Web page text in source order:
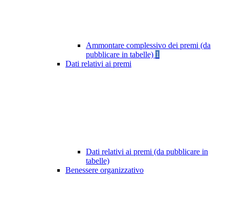
Ammontare complessivo dei premi (da
pubblicare in tabelle) 1
Dati relativi ai premi
Dati relativi ai premi (da pubblicare in
tabelle)
Benessere organizzativo